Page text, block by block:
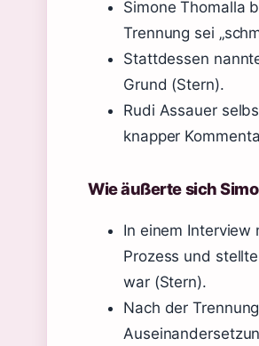
Simone Thomalla
Trennung sei
Stattdessen
Grund (Stern).
Rudi Assauer
knapper
Wie äußerte sich
In einem
Prozess und
war (Stern).
Nach der